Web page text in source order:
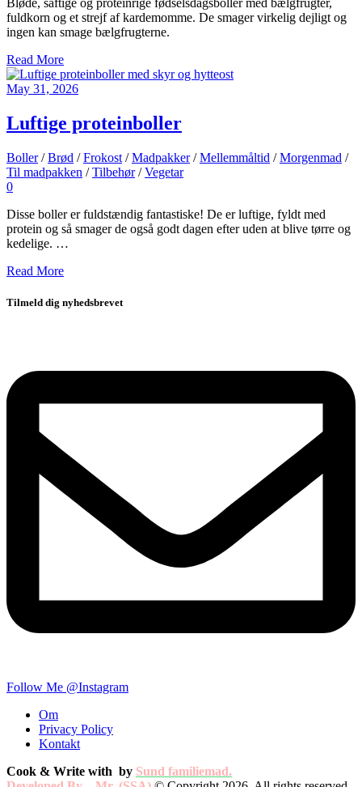
fuldkorn og et strejf af kardemomme. De smager virkelig dejligt og
ingen kan smage bælgfrugterne.
Read More
May 31, 2026
Luftige proteinboller
Boller/Brød /Frokost /Madpakker/Mellemmåltid /Morgenmad /
Til madpakken /Tilbehør/Vegetar
0
Disse boller er fuldstændig fantastiske! De er luftige, fyldt med
protein og så smager de også godt dagen efter uden at blive tørre og
kedelige. …
Read More
Tilmeld dig nyhedsbrevet
Follow Me @Instagram
Om
Privacy Policy
Kontakt
Cook & Write with by Sund familiemad.